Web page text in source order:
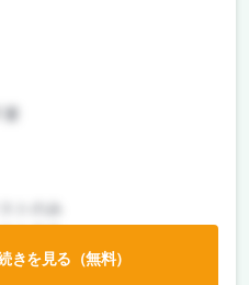
書ノート持ち込み不可
きを見る（無料）